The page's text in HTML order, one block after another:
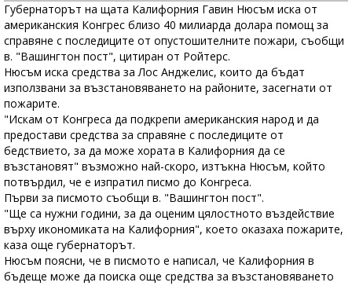
Губернаторът на щата Калифорния Гавин Нюсъм иска от
американския Конгрес близо 40 милиарда долара помощ за
справяне с последиците от опустошителните пожари, съобщи
в. "Вашингтон пост", цитиран от Ройтерс.
Нюсъм иска средства за Лос Анджелис, които да бъдат
използвани за възстановяването на районите, засегнати от
пожарите.
"Искам от Конгреса да подкрепи американския народ и да
предостави средства за справяне с последиците от
бедствието, за да може хората в Калифорния да се
възстановят" възможно най-скоро, изтъкна Нюсъм, който
потвърдил, че е изпратил писмо до Конгреса.
Първи за писмото съобщи в. "Вашингтон пост".
"Ще са нужни години, за да оценим цялостното въздействие
върху икономиката на Калифорния", което оказаха пожарите,
каза още губернаторът.
Нюсъм поясни, че в писмото е написал, че Калифорния в
бъдеще може да поиска още средства за възстановяването